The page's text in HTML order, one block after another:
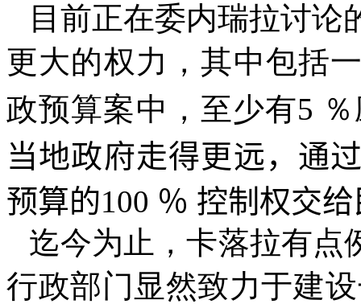
目前正在委内瑞拉讨论
更大的权力，其中包括
政预算案中，至少有5
当地政府走得更远，通
预算的100 ％ 控制权交
迄今为止，卡落拉有点
行政部门显然致力于建